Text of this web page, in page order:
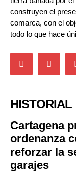
construyen el
comarca, con el
todo lo que hace
HISTORIAL
Cartagena
ordenanza
reforzar la
garajes